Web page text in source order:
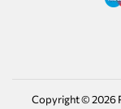
Copyright ©2026